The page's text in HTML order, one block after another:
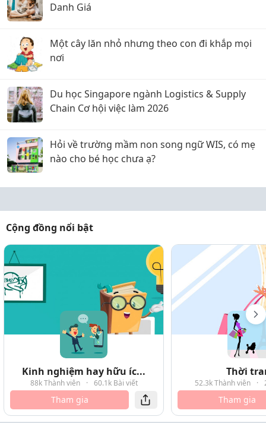
Danh Giá
Một cây lăn nhỏ nhưng theo con đi khắp mọi
nơi
Du học Singapore ngành Logistics & Supply
Chain Cơ hội việc làm 2026
Hỏi về trường mầm non song ngữ WIS, có mẹ
nào cho bé học chưa ạ?
Cộng đồng nổi bật
Kinh nghiệm hay hữu íc...
88k Thành viên · 60.1k Bài viết
Tham gia
Thời
52.3k Thành viên ·
Tham gia